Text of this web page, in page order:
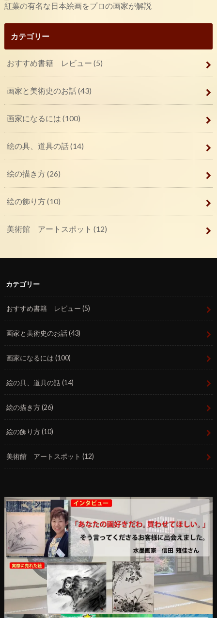
紅葉の有名な日本絵画をプロの画家が解説
カテゴリー
おすすめ書籍 レビュー (5)
画家と美術史のお話(43)
画家になるには (100)
絵の具、道具の話(14)
絵の描き方(26)
絵の飾り方(10)
美術館 アートスポット (12)
カテゴリー
おすすめ書籍 レビュー(5)
画家と美術史のお話(43)
画家になるには(100)
絵の具、道具の話(14)
絵の描き方(26)
絵の飾り方(10)
美術館 アートスポット(12)